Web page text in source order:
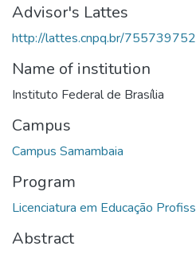
Advisor's Lattes
http://lattes.cnpq.br/
Name of institution
Instituto Federal de Brasília
Campus
Campus Samambaia
Program
Licenciatura em Educação
Abstract